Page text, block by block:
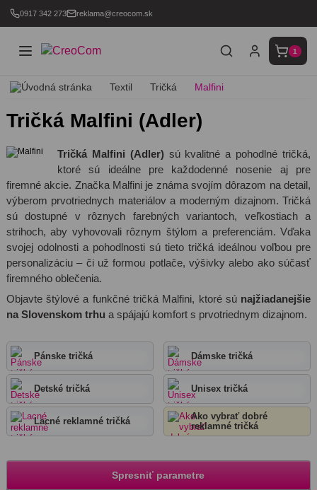
0917 342 273 reklama@creocom.sk
1
Textil Tričká Malfini
Tričká Malfini (Adler)
Tričká Malfini (Adler)sú kvalitné a pohodlné tričká,
ktoré sú ideálne pre každodenné nosenie aj pre
firemné akcie. Značka Malfini je známa svojím dôrazom na detail,
výberom prvotriednych materiálov a moderným dizajnom. Tričká
sú dostupné v rôznych farebných variantoch, veľkostiach a
strihoch, aby vyhovovali rôznym štýlom a preferenciám. Vďaka
svojej odolnosti a pohodlnosti sú tieto tričká ideálnou voľbou pre
personalizáciu – či už formou potlače, výšivky alebo ako súčasť
firemného oblečenia.
Objavte štýlové a funkčné tričká Malfini, ktoré sú najžiadanejšie
na Slovenskom trhu a spájajú komfort s prvotriednym dizajnom.
Pánske tričká Dámske tričká
Detské tričká Unisex tričká
Lacné reklamné tričká
Ako vybrať dobré
reklamné tričká
Spresniť parametre